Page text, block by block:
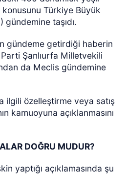
konusunu Türkiye Büyük
taşıdı.
gündeme getirdiği haberin
Şanlıurfa Milletvekili
da Meclis gündemine
ilgili özelleştirme veya satış
kamuoyuna açıklanmasını
DOĞRU MUDUR?
yaptığı açıklamasında şu